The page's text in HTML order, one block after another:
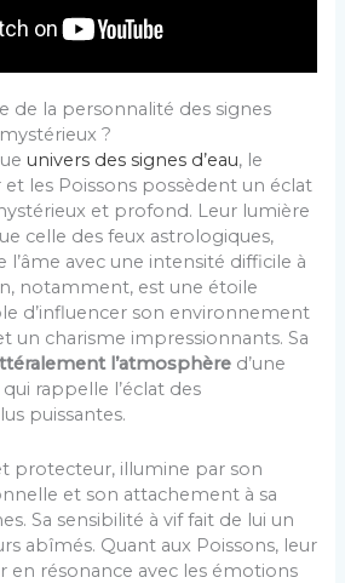
de la personnalité des signes
?
univers des signes d’eau, le
et les Poissons possèdent un éclat
et profond. Leur lumière
celle des feux astrologiques,
l’âme avec une intensité difficile à
notamment, est une étoile
d’influencer son environnement
un charisme impressionnants. Sa
l’atmosphère d’une
rappelle l’éclat des
puissantes.
protecteur, illumine par son
et son attachement à sa
Sa sensibilité à vif fait de lui un
abîmés. Quant aux Poissons, leur
en résonance avec les émotions